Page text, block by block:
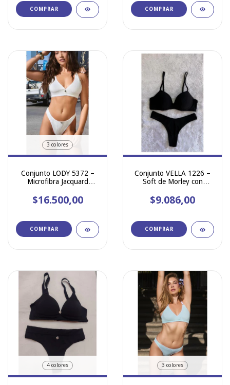
COMPRAR COMPRAR
3 colores
Conjunto LODY 5372 –
Microfibra Jacquard
preformado con base
Bonded Flex y cola less.
$16.500,00
COMPRAR
Conjunto VELLA 1226 –
Soft de Morley con
$9.086,00
COMPRAR
4 colores 3 colores